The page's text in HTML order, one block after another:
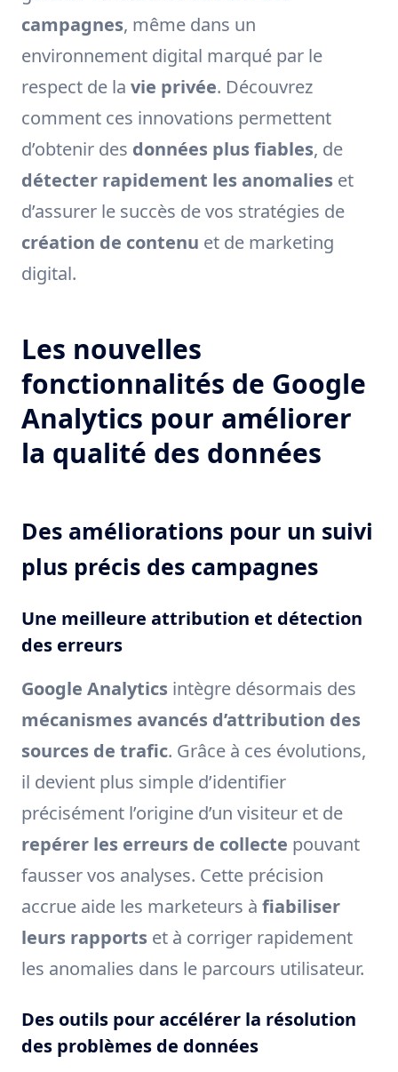
campagnes, même dans un
environnement digital marqué par le
respect de la vie privée. Découvrez
comment ces innovations permettent
d’obtenir des données plus fiables, de
détecter rapidement les anomalies et
d’assurer le succès de vos stratégies de
création de contenu et de marketing
digital.
Les nouvelles
fonctionnalités de Google
Analytics pour améliorer
la qualité des données
Des améliorations pour un suivi
plus précis des campagnes
Une meilleure attribution et détection
des erreurs
Google Analytics intègre désormais des
mécanismes avancés d’attribution des
sources de trafic. Grâce à ces évolutions,
il devient plus simple d’identifier
précisément l’origine d’un visiteur et de
repérer les erreurs de collecte pouvant
fausser vos analyses. Cette précision
accrue aide les marketeurs à fiabiliser
leurs rapports et à corriger rapidement
les anomalies dans le parcours utilisateur.
Des outils pour accélérer la résolution
des problèmes de données